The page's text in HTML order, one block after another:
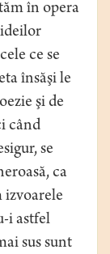
în opera
ce se
însăşi le
şi de
când
se
ca
izvoarele
i astfel
sus sunt